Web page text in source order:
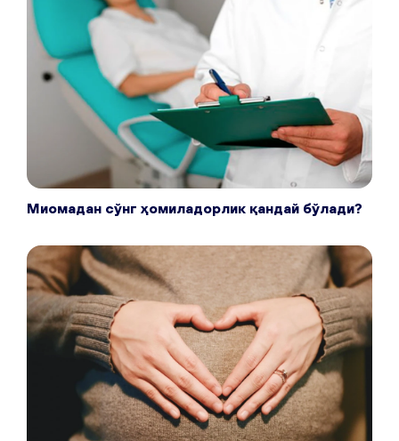
Миомадан сўнг ҳомиладорлик қандай бўлади?